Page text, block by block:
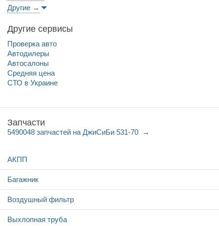
Другие →
Другие сервисы
Проверка авто
Автодилеры
Автосалоны
Средняя цена
СТО в Украине
Запчасти
5490048 запчастей на ДжиСиБи 531-70
АКПП
Багажник
Воздушный фильтр
Выхлопная труба